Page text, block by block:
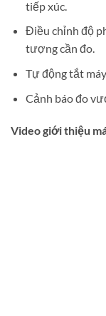
tiếp xúc.
Điều chỉnh độ
tượng cần đo.
Tự động tắt
Cảnh báo đo
Video giới thiệu